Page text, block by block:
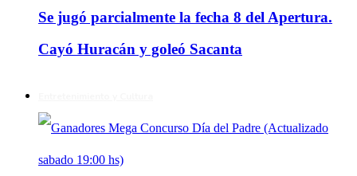
Se jugó parcialmente la fecha 8 del Apertura.
Cayó Huracán y goleó Sacanta